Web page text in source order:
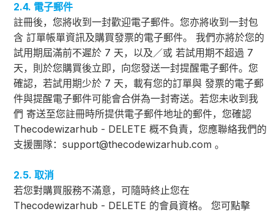
2.4. 電子郵件
註冊後，您將收到一封歡迎電子郵件。您亦將收到一封包
含 訂單帳單資訊及購買發票的電子郵件。 我們亦將於您的
試用期屆滿前不遲於 7 天，以及／或 若試用期不超過 7
天，則於您購買後立即，向您發送一封提醒電子郵件。您
確認，若試用期少於 7 天，載有您的訂單與 發票的電子郵
件與提醒電子郵件可能會合併為一封寄送。若您未收到我
們 寄送至您註冊時所提供電子郵件地址的郵件，您確認
Thecodewizarhub - DELETE 概不負責，您應聯絡我們的
支援團隊： support@thecodewizarhub.com 。
2.5. 取消
若您對購買服務不滿意，可隨時終止您在
Thecodewizarhub - DELETE 的會員資格。 您可點擊